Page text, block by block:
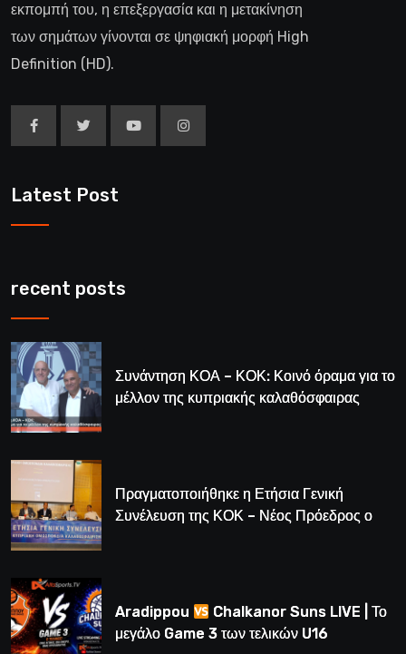
εκπομπή του, η επεξεργασία και η μετακίνηση
των σημάτων γίνονται σε ψηφιακή μορφή High
Definition (HD).
Latest Post
recent posts
Συνάντηση ΚΟΑ – ΚΟΚ: Κοινό όραμα για το
μέλλον της κυπριακής καλαθόσφαιρας
Πραγματοποιήθηκε η Ετήσια Γενική
Συνέλευση της ΚΟΚ – Νέος Πρόεδρος ο
Aradippou
Chalkanor Suns LIVE | Το
μεγάλο Game 3 των τελικών U16